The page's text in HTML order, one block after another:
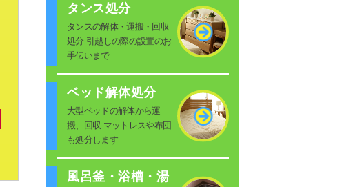
タンス処分
タンスの解体・運搬・回収
処分 引越しの際の設置のお
手伝いまで
ベッド解体処分
大型ベッドの解体から運
搬、回収 マットレスや布団
も処分します
風呂釜・浴槽・湯